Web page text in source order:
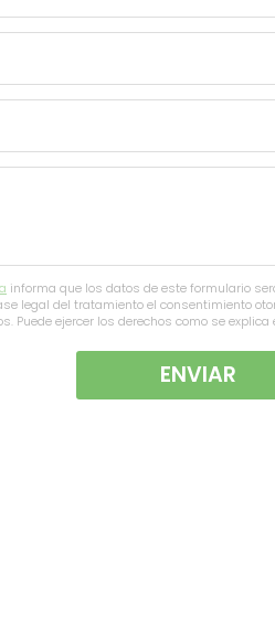
informa que los datos de este formulario
legal del tratamiento el consentimiento
Puede ejercer los derechos como se explica